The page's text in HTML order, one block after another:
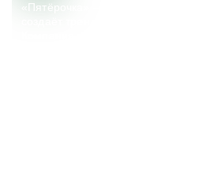
«Пятёрочка» – крупный